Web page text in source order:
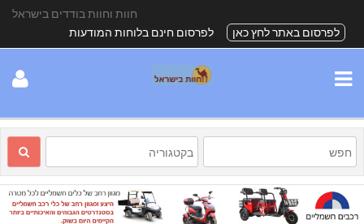
חוות וחוות בודדים בישראל
לפרסום באתר לחץ כאן
לפרסום חינם בלוחות המודעות